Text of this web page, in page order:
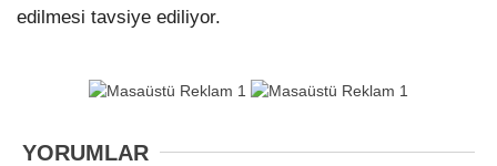
edilmesi tavsiye ediliyor.
YORUMLAR